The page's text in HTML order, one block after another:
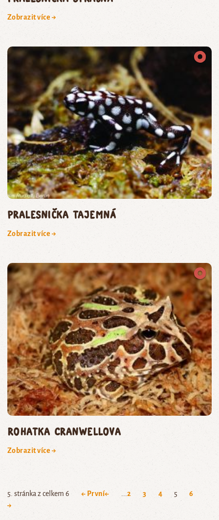
Zobrazit více →
Pralesnička tajemná
Zobrazit více →
rohatka Cranwellova
Zobrazit více →
5. stránka z celkem 6 ← První← 2 3 4 5
6
→